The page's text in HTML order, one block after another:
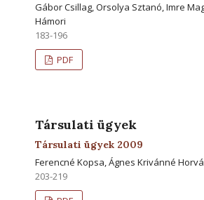
Gábor Csillag, Orsolya Sztanó, Imre
Hámori
183-196
PDF
Társulati ügyek
Társulati ügyek 2009
Ferencné Kopsa, Ágnes Krivánné
203-219